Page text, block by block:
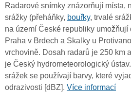
Radarové snímky znázorňují místa,
srážky (přeháňky, bouřky, trvalé
na území České republiky umožňují
Praha v Brdech a Skalky u
vrchovině. Dosah radarů je 250 km
je Český hydrometeorologický
srážek se používají barvy, které
odrazivosti [dBZ]. Více informací